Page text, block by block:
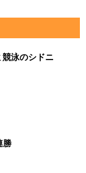
泳のシドニ
勝